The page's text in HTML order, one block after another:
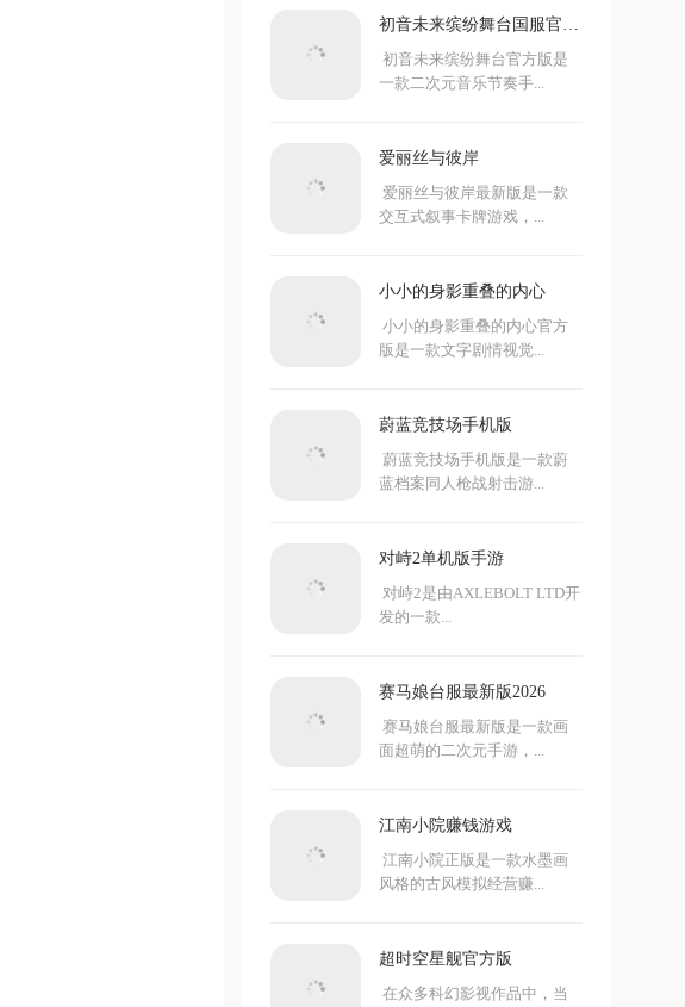
初音未来缤纷舞台国服官方
初音未来缤纷舞台官方版是
一款二次元音乐节奏手...
爱丽丝与彼岸
爱丽丝与彼岸最新版是一款
交互式叙事卡牌游戏，...
小小的身影重叠的内心
小小的身影重叠的内心官方
版是一款文字剧情视觉...
蔚蓝竞技场手机版
蔚蓝竞技场手机版是一款蔚
蓝档案同人枪战射击游...
对峙2单机版手游
对峙2是由AXLEBOLT LTD开
发的一款...
赛马娘台服最新版2026
赛马娘台服最新版是一款画
面超萌的二次元手游，...
江南小院赚钱游戏
江南小院正版是一款水墨画
风格的古风模拟经营赚...
超时空星舰官方版
在众多科幻影视作品中，当